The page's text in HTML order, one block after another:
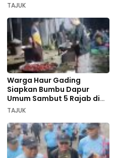
TAJUK
Warga Haur Gading
Siapkan Bumbu Dapur
Umum Sambut 5 Rajab di
Sekumpul
TAJUK